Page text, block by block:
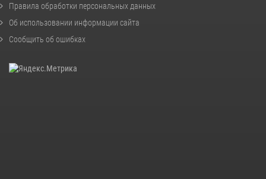
Правила обработки персональных данных
Об использовании информации сайта
Сообщить об ошибках